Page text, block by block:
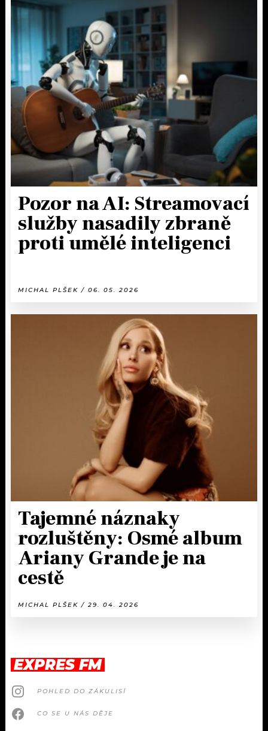
Pozor na AI: Streamovací
služby nasadily zbraně
proti umělé inteligenci
MICHAL PLŠEK / 06. 05. 2026
Tajemné náznaky
rozluštěny: Osmé album
Ariany Grande je na
cestě
MICHAL PLŠEK / 29. 04. 2026
EXPRES FM
POHLED DO ZÁKULISÍ
CO SE U NÁS DĚJE